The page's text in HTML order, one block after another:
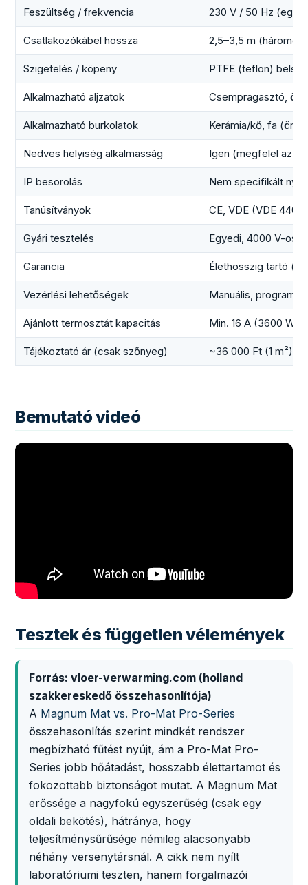
Feszültség / frekvencia 230 V / 50 Hz
Csatlakozókábel hossza 2,5–3,5 m
Szigetelés / köpeny PTFE (teflon) belső
Alkalmazható aljzatok Csempragasztó,
Alkalmazható burkolatok Kerámia/kő, fa
Nedves helyiség alkalmasság Igen (megfelel az
IP besorolás Nem specifikált
Tanúsítványok CE, VDE (VDE
Gyári tesztelés Egyedi, 4000 V-os
Garancia Élethosszig tartó
Vezérlési lehetőségek Manuális,
Ajánlott termosztát kapacitás Min. 16 A (3600 W/
Tájékoztató ár (csak szőnyeg) ~36 000 Ft (1 m²) –
Bemutató videó
Tesztek és független vélemények
Forrás: vloer-verwarming.com (holland
szakkereskedő összehasonlítója)
A Magnum Mat vs. Pro-Mat Pro-Series
összehasonlítás szerint mindkét rendszer
megbízható fűtést nyújt, ám a Pro-Mat Pro-
Series jobb hőátadást, hosszabb élettartamot és
fokozottabb biztonságot mutat. A Magnum Mat
erőssége a nagyfokú egyszerűség (csak egy
oldali bekötés), hátránya, hogy
teljesítménysűrűsége némileg alacsonyabb
néhány versenytársnál. A cikk nem nyílt
laboratóriumi teszten, hanem forgalmazói